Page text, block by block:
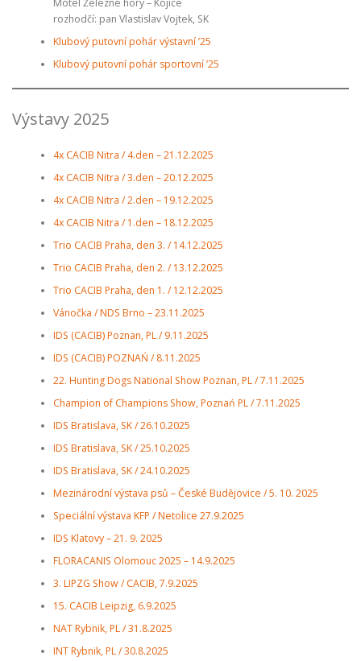
rozhodčí: pan Vlastislav Vojtek, SK
Klubový putovní pohár výstavní ’25
Klubový putovní pohár sportovní ’25
Výstavy 2025
4x CACIB Nitra / 4.den – 21.12.2025
4x CACIB Nitra / 3.den – 20.12.2025
4x CACIB Nitra / 2.den – 19.12.2025
4x CACIB Nitra / 1.den – 18.12.2025
Trio CACIB Praha, den 3. / 14.12.2025
Trio CACIB Praha, den 2. / 13.12.2025
Trio CACIB Praha, den 1. / 12.12.2025
Vánočka / NDS Brno – 23.11.2025
IDS (CACIB) Poznan, PL / 9.11.2025
IDS (CACIB) POZNAŃ / 8.11.2025
22. Hunting Dogs National Show Poznan, PL / 7.11.2025
Champion of Champions Show, Poznań PL / 7.11.2025
IDS Bratislava, SK / 26.10.2025
IDS Bratislava, SK / 25.10.2025
IDS Bratislava, SK / 24.10.2025
Mezinárodní výstava psů – České Budějovice / 5. 10. 2025
Speciální výstava KFP / Netolice 27.9.2025
IDS Klatovy – 21. 9. 2025
FLORACANIS Olomouc 2025 – 14.9.2025
3. LIPZG Show / CACIB, 7.9.2025
15. CACIB Leipzig, 6.9.2025
NAT Rybnik, PL / 31.8.2025
INT Rybnik, PL / 30.8.2025